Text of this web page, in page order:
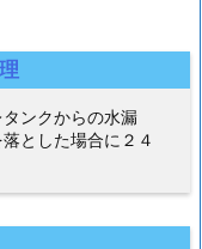
ンクからの水漏
とした場合に２４